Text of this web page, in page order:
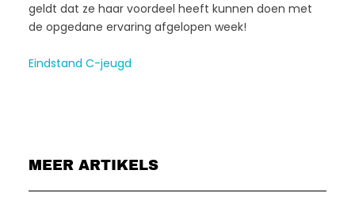
geldt dat ze haar voordeel heeft kunnen doen met
de opgedane ervaring afgelopen week!
Eindstand C-jeugd
MEER ARTIKELS